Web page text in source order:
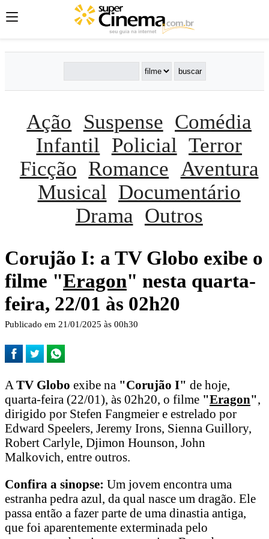
Ação Suspense Comédia
Infantil
Policial Terror
Ficção Romance Aventura
Musical
Documentário
Drama Outros
Corujão I: a TV Globo exibe o
filme "Eragon" nesta quarta-
feira, 22/01 às 02h20
Publicado em 21/01/2025 às 00h30
A TV Globo exibe na "Corujão I" de hoje,
quarta-feira (22/01), às 02h20, o filme "Eragon",
dirigido por Stefen Fangmeier e estrelado por
Edward Speelers, Jeremy Irons, Sienna Guillory,
Robert Carlyle, Djimon Hounson, John
Malkovich, entre outros.
Confira a sinopse: Um jovem encontra uma
estranha pedra azul, da qual nasce um dragão. Ele
passa então a fazer parte de uma dinastia antiga,
que foi aparentemente exterminada pelo